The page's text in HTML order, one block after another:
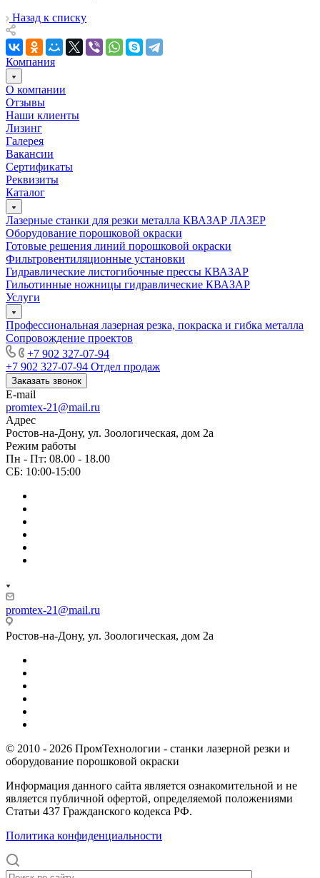
Назад к списку
Компания
О компании
Отзывы
Наши клиенты
Лизинг
Галерея
Вакансии
Сертификаты
Реквизиты
Каталог
Лазерные станки для резки металла КВАЗАР ЛАЗЕР
Оборудование порошковой окраски
Готовые решения линий порошковой окраски
Фильтровентиляционные установки
Гидравлические листогибочные прессы КВАЗАР
Гильотинные ножницы гидравлические КВАЗАР
Услуги
Профессиональная лазерная резка, покраска и гибка металла
Сопровождение проектов
+7 902 327-07-94
+7 902 327-07-94 Отдел продаж
Заказать звонок
E-mail
promtex-21@mail.ru
Адрес
Ростов-на-Дону, ул. Зоологическая, дом 2а
Режим работы
Пн - Пт: 08.00 - 18.00
СБ: 10:00-15:00
promtex-21@mail.ru
Ростов-на-Дону, ул. Зоологическая, дом 2а
© 2010 - 2026 ПромТехнологии - станки лазерной резки и
оборудование порошковой окраски
Информация данного сайта является ознакомительной и не
является публичной офертой, определяемой положениями
Статьи 437 Гражданского кодекса РФ.
Политика конфиденциальности